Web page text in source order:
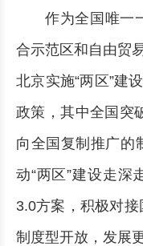
作为全国唯一
合示范区和自由贸
北京实施“两区”建
政策，其中全国突
向全国复制推广的
动“两区”建设走深
3.0方案，积极对
制度型开放，发展